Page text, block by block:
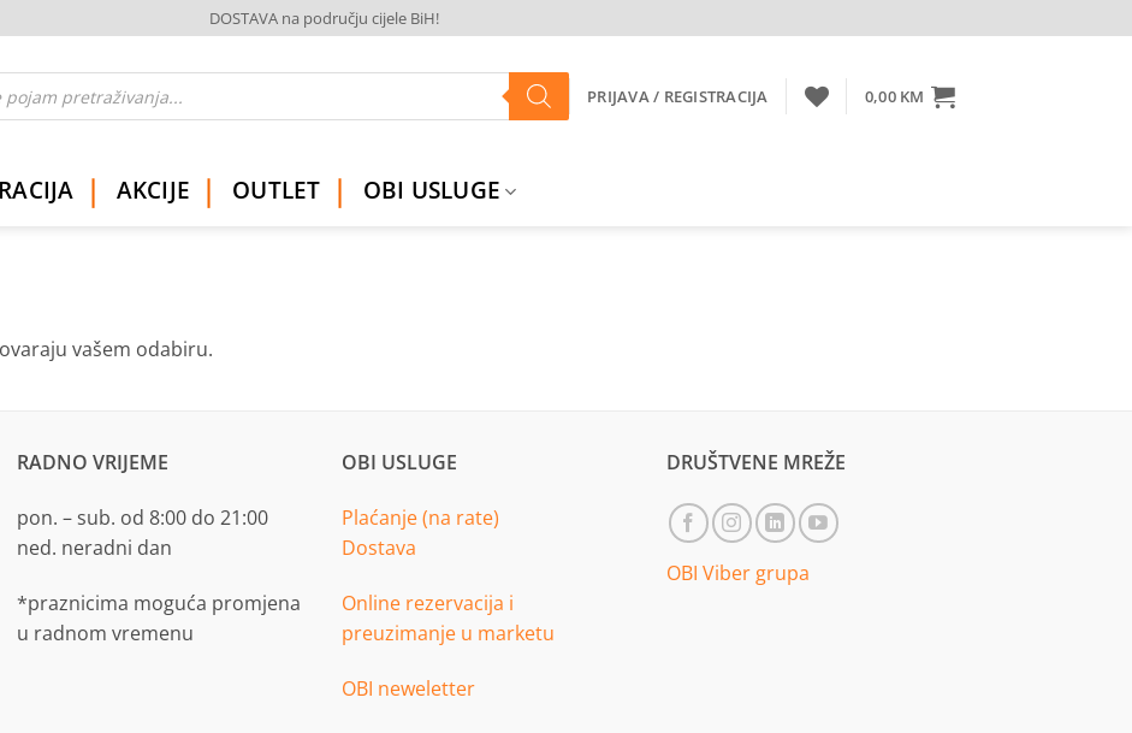
DOSTAVA na području cijele BiH!
PRIJAVA / REGISTRACIJA 0,00 KM
AKCIJE OUTLET OBI USLUGE
vašem odabiru.
RADNO VRIJEME
pon. – sub. od 8:00 do 21:00
ned. neradni dan
*praznicima moguća promjena
u radnom vremenu
OBI USLUGE
Plaćanje (na rate)
Dostava
Online rezervacija i
preuzimanje u marketu
OBI neweletter
DRUŠTVENE MREŽE
OBI Viber grupa